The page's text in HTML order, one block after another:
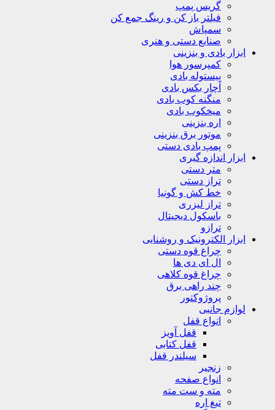
گریس پمپ
فیلتر باز کن و رینگ جمع کن
سمپاش
صنایع دستی و هنری
ابزار بادی و بنزینی
کمپرسور هوا
پیستوله بادی
آچار بکس بادی
منگنه کوب بادی
میخکوب بادی
اره بنزینی
موتور برق بنزینی
پمپ بادی دستی
ابزار اندازه گیری
متر دستی
تراز دستی
خط کش و گونیا
تراز لیزری
باسکول دیجیتال
ترازو
ابزار الکترونیک و روشنایی
چراغ قوه دستی
ال ای دی ها
چراغ قوه کلاهی
چند راهی برق
پروژوکتور
لوازم جانبی
انواع قفل
قفل آویز
قفل کتابی
سیلندر قفل
زنجیر
انواع صفحه
مته و ست مته
تیغ اره